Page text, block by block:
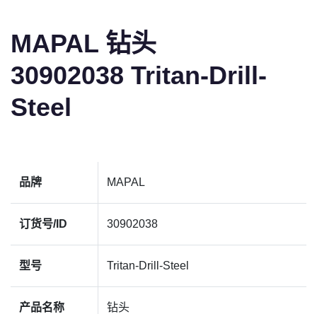
MAPAL 钻头
30902038 Tritan-Drill-
Steel
品牌 MAPAL
订货号/ID 30902038
型号 Tritan-Drill-Steel
产品名称 钻头